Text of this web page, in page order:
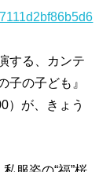
する、カンテ
の子ども』
）が、きょう